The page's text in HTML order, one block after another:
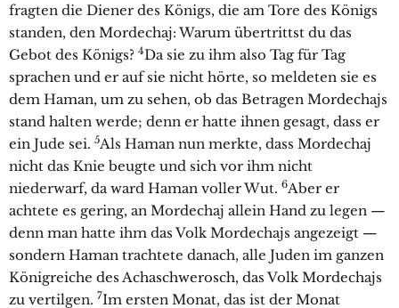
fragten die Diener des Königs, die am Tore des Königs
standen, den Mordechaj: Warum übertrittst du das
Gebot des Königs? 4Da sie zu ihm also Tag für Tag
sprachen und er auf sie nicht hörte, so meldeten sie es
dem Haman, um zu sehen, ob das Betragen Mordechajs
stand halten werde; denn er hatte ihnen gesagt, dass er
ein Jude sei. 5Als Haman nun merkte, dass Mordechaj
nicht das Knie beugte und sich vor ihm nicht
niederwarf, da ward Haman voller Wut. 6Aber er
achtete es gering, an Mordechaj allein Hand zu legen —
denn man hatte ihm das Volk Mordechajs angezeigt —
sondern Haman trachtete danach, alle Juden im ganzen
Königreiche des Achaschwerosch, das Volk Mordechajs
zu vertilgen. 7Im ersten Monat, das ist der Monat